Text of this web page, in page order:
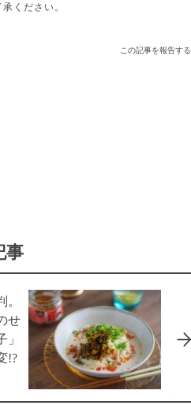
ください。
この記事を報告する
事
せ
!?